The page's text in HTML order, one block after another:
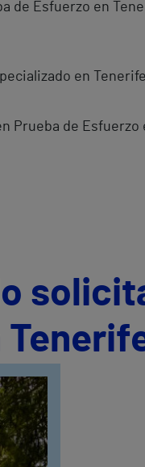
de Esfuerzo en
en
Prueba de